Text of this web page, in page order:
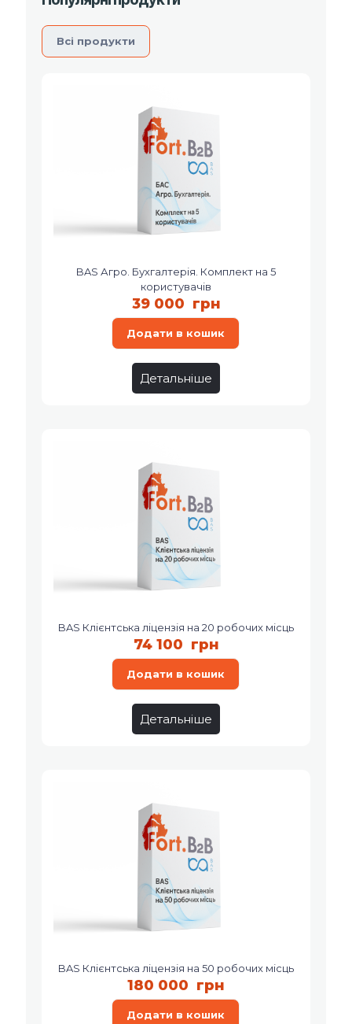
Вcі продукти
BAS Агро. Бухгалтерія. Комплект на 5
користувачів
39 000 грн
Додати в кошик
Детальніше
BAS Клієнтська ліцензія на 20 робочих місць
74 100 грн
Додати в кошик
Детальніше
BAS Клієнтська ліцензія на 50 робочих місць
180 000 грн
Додати в кошик